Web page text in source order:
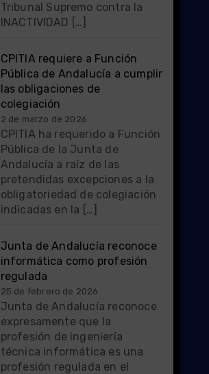
Tribunal Supremo contra la
INACTIVIDAD […]
CPITIA requiere a Función
Pública de Andalucía a cumplir
las obligaciones de
colegiación
2 de marzo de 2026
CPITIA ha requerido a Función
Pública de la Junta de
Andalucía a raíz de las
pretendidas excepciones a la
obligatoriedad de colegiación
indicadas en la […]
Junta de Andalucía reconoce
informática como profesión
regulada
25 de febrero de 2026
Junta de Andalucía reconoce
expresamente que la
profesión de ingeniería
técnica informática es una
profesión regulada en el